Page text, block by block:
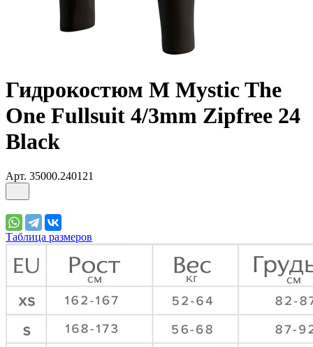
Гидрокостюм М Mystic The
One Fullsuit 4/3mm Zipfree 24
Black
Арт. 35000.240121
Таблица размеров